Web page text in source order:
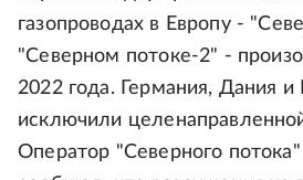
газопроводах в Европу -
"Северном потоке-2" -
2022 года. Германия, Дания
исключили
Оператор "Северного